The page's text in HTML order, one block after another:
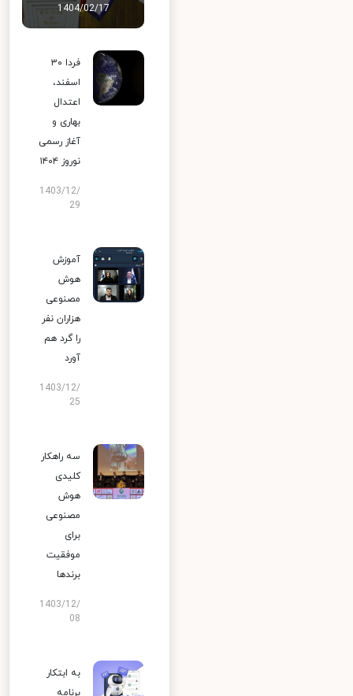
1404/02/17
فردا ۳۰
اسفند،
اعتدال
بهاری و
آغاز رسمی
نوروز ۱۴۰۴
1403/12/
29
آموزش
هوش
مصنوعی
هزاران نفر
را گرد هم
آورد
1403/12/
25
سه راهکار
کلیدی
هوش
مصنوعی
برای
موفقیت
برندها
1403/12/
08
به ابتکار
برنامه